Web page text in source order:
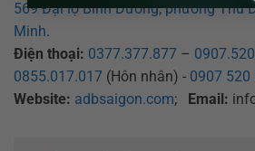
569 Đại lộ Bình Dương, phường Thủ
Minh.
Điện thoại: 0377.377.877 –
0855.017.017 (Hôn nhân) - 0907 520
Website: adbsaigon.com; Email: